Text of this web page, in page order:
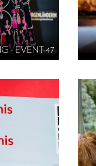
- EVENT-47